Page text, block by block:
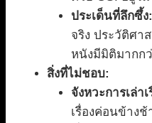
ประเด็นที่ลึกซึ้ง:
จริง ประวัติศา
หนังมีมิติมากก
สิ่งที่ไม่ชอบ:
จังหวะการเล่าเ
เรื่องค่อนข้าง